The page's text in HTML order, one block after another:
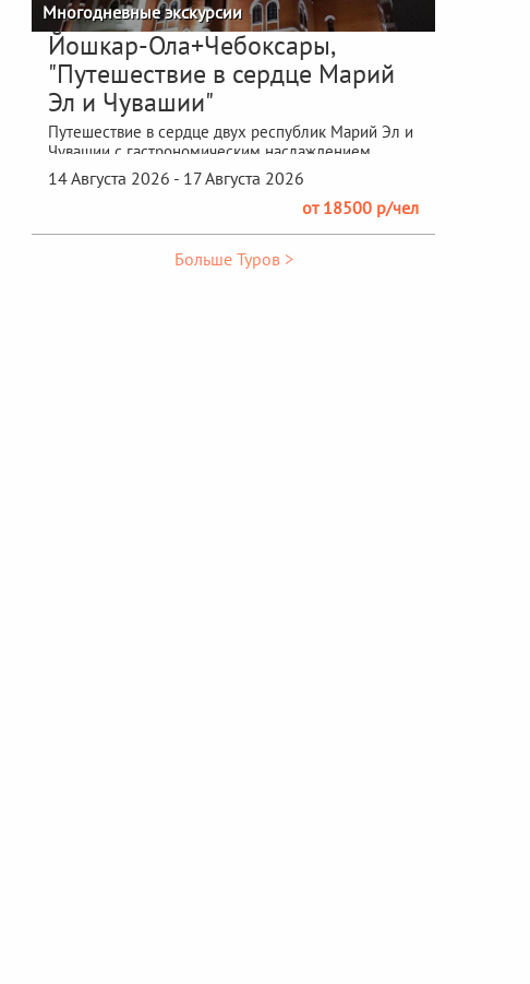
Многодневные экскурсии
Йошкар-Ола+Чебоксары,
"Путешествие в сердце Марий
Эл и Чувашии"
Путешествие в сердце двух республик Марий Эл и
Чувашии с гастрономическим наслаждением
фестиваля "ЙОШКА-ЕШ"
14 Августа 2026 - 17 Августа 2026
от 18500 р/чел
Больше Туров >